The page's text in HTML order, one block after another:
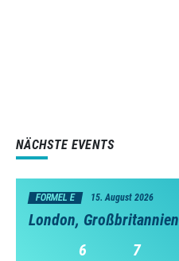
NÄCHSTE EVENTS
FORMEL E 15. August 2026
London, Großbritannien
6
7